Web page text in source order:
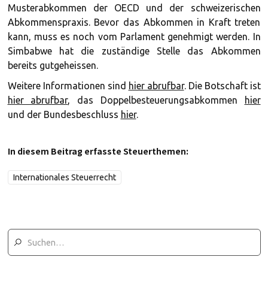
Musterabkommen der OECD und der schweizerischen
Abkommenspraxis. Bevor das Abkommen in Kraft treten
kann, muss es noch vom Parlament genehmigt werden. In
Simbabwe hat die zuständige Stelle das Abkommen
bereits gutgeheissen.
Weitere Informationen sind hier abrufbar. Die Botschaft ist
hier abrufbar, das Doppelbesteuerungsabkommen
hier
und der Bundesbeschluss hier.
In diesem Beitrag erfasste Steuerthemen:
Internationales Steuerrecht